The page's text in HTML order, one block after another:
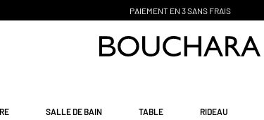
PAIEMENT EN 3 SANS FRAIS
SALLE DE BAIN TABLE RIDEAU